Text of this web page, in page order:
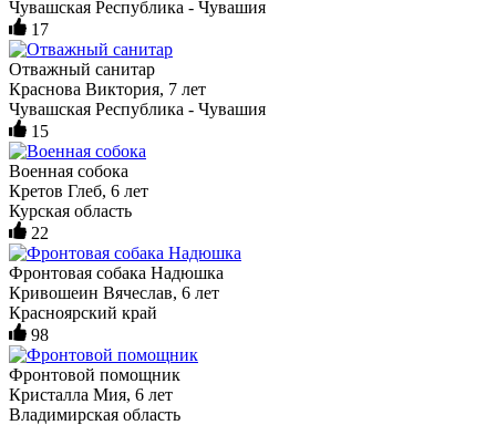
Чувашская Республика - Чувашия
17
Отважный санитар
Краснова Виктория, 7 лет
Чувашская Республика - Чувашия
15
Военная собока
Кретов Глеб, 6 лет
Курская область
22
Фронтовая собака Надюшка
Кривошеин Вячеслав, 6 лет
Красноярский край
98
Фронтовой помощник
Кристалла Мия, 6 лет
Владимирская область